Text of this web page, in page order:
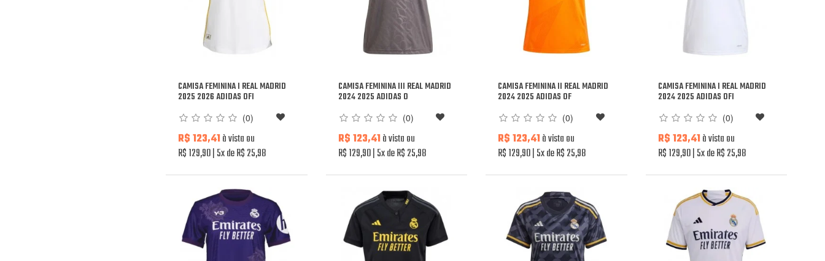
CAMISA FEMININA I REAL MADRID
2025 2026 ADIDAS OFI
(0)
R$ 123,41à vista ou
R$ 129,90 5x de R$ 25,98
CAMISA FEMININA III REAL MADRID
2024 2025 ADIDAS O
(0)
R$ 123,41à vista ou
R$ 129,90 5x de R$ 25,98
CAMISA FEMININA II REAL MADRID
2024 2025 ADIDAS OF
(0)
R$ 123,41à vista ou
R$ 129,90 5x de R$ 25,98
CAMISA FEMININA I REAL MADRID
2024 2025 ADIDAS OFI
(0)
R$ 123,41à vista ou
R$ 129,90 5x de R$ 25,98